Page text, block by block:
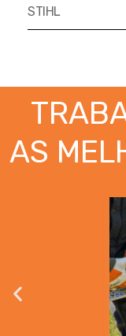
STIHL
AS